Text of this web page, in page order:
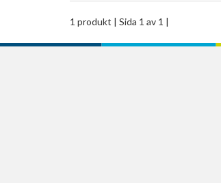
1 produkt | Sida 1 av 1 |